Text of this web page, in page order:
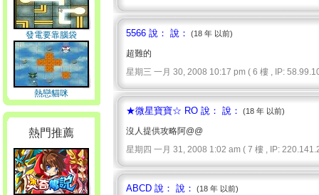
發電要靠腦袋
熱戀貓咪
熱門推薦
5566 說： 說： (18 年 以前)
超難的
星期三 一月 30, 2008 10:17 pm ( 6 樓 , IP:
★微星寶寶☆ RO 說： 說： (18 年 以前)
沒人提供攻略阿@@
星期四 一月 31, 2008 1:02 am ( 7 樓 , IP:
ABCD 說： 說： (18 年 以前)